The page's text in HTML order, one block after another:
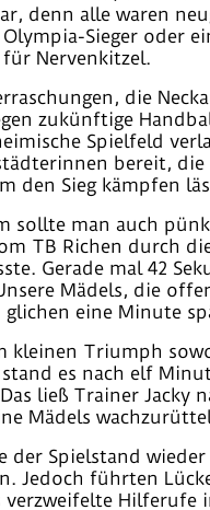
denn alle waren
Sieger oder
Nervenkitzel.
die
zukünftige
Spielfeld
bereit,
den Sieg kämpfen
sollte man auch
TB Richen durch
Gerade mal 42
Mädels, die
eine Minute
kleinen Triumph
es nach elf
ließ Trainer Jacky
Mädels
der Spielstand
Jedoch führten
Hilferufe